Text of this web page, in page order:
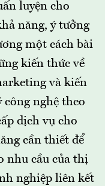
luyện cho
năng, ý tưởng
một cách bài
kiến thức về
và kiến
nghệ theo
dịch vụ cho
cần thiết để
nhu cầu của thị
nghiệp liên kết